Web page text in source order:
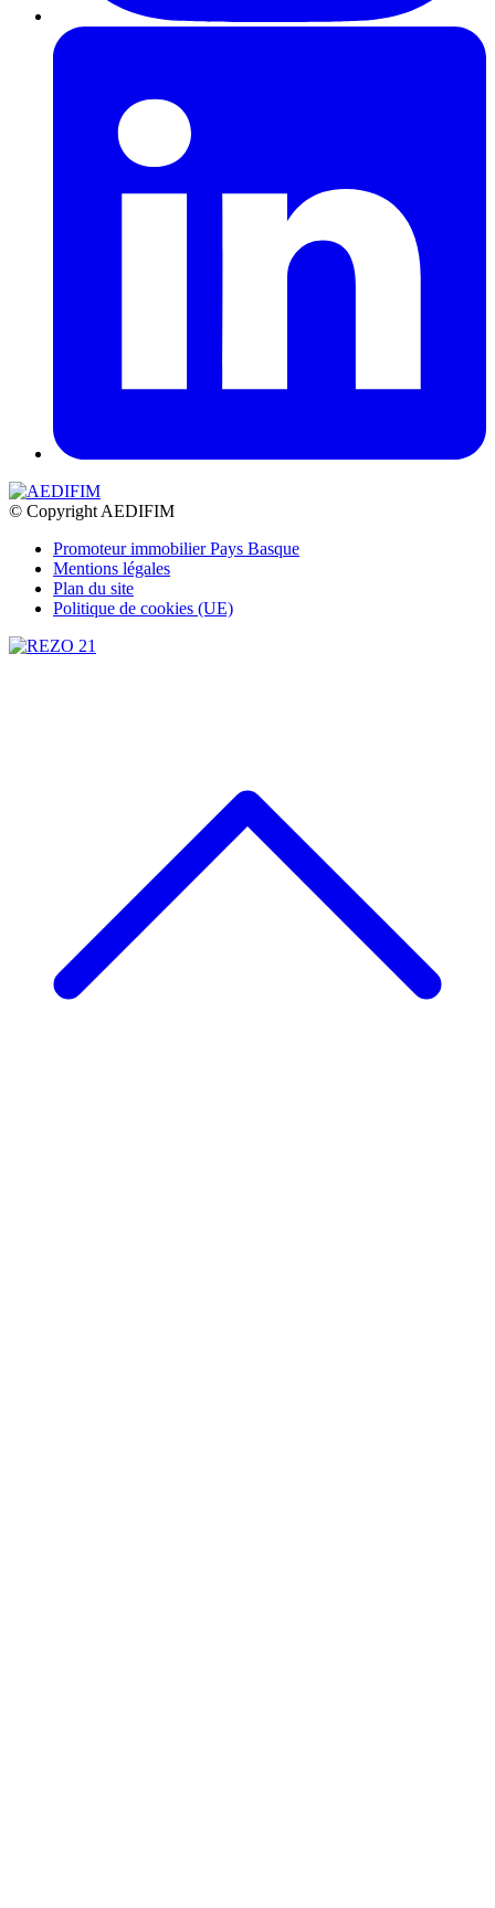
© Copyright AEDIFIM
Promoteur immobilier Pays Basque
Mentions légales
Plan du site
Politique de cookies (UE)